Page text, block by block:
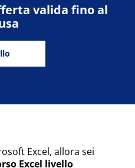
valida fino al
Excel, allora sei
Excel livello